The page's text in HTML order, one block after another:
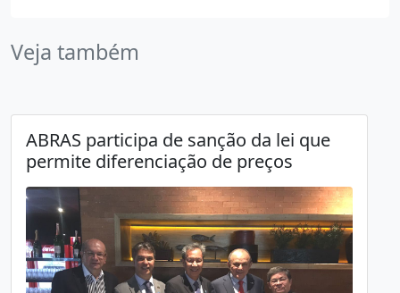
Veja também
ABRAS participa de sanção da lei que
permite diferenciação de preços